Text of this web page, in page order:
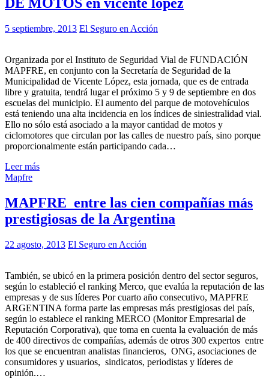
DE MOTOS en vicente lópez
5 septiembre, 2013 El Seguro en Acción
Organizada por el Instituto de Seguridad Vial de FUNDACIÓN
MAPFRE, en conjunto con la Secretaría de Seguridad de la
Municipalidad de Vicente López, esta jornada, que es de entrada
libre y gratuita, tendrá lugar el próximo 5 y 9 de septiembre en dos
escuelas del municipio. El aumento del parque de motovehículos
está teniendo una alta incidencia en los índices de siniestralidad vial.
Ello no sólo está asociado a la mayor cantidad de motos y
ciclomotores que circulan por las calles de nuestro país, sino porque
proporcionalmente están participando cada…
Leer más
Mapfre
MAPFRE entre las cien compañías más
prestigiosas de la Argentina
22 agosto, 2013 El Seguro en Acción
También, se ubicó en la primera posición dentro del sector seguros,
según lo estableció el ranking Merco, que evalúa la reputación de las
empresas y de sus líderes Por cuarto año consecutivo, MAPFRE
ARGENTINA forma parte las empresas más prestigiosas del país,
según lo establece el ranking MERCO (Monitor Empresarial de
Reputación Corporativa), que toma en cuenta la evaluación de más
de 400 directivos de compañías, además de otros 300 expertos entre
los que se encuentran analistas financieros, ONG, asociaciones de
consumidores y usuarios, sindicatos, periodistas y líderes de
opinión.…